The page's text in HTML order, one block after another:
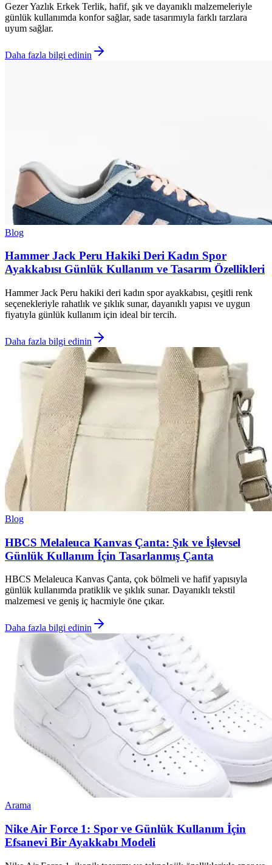
Gezer Yazlık Erkek Terlik, hafif, şık ve dayanıklı malzemeleriyle
günlük kullanımda konfor sağlar, sade tasarımıyla farklı tarzlara
uyum sağlar.
Daha fazla bilgi edinin
Blog
Hammer Jack Peru Hakiki Deri Kadın Spor
Ayakkabısı Günlük Kullanım ve Tasarım Özellikleri
Hammer Jack Peru hakiki deri kadın spor ayakkabısı, çeşitli renk
seçenekleriyle rahatlık ve şıklık sunar, dayanıklı yapısı ve uygun
fiyatıyla günlük kullanım için ideal bir tercih.
Daha fazla bilgi edinin
Blog
HBCS Melaleuca Kanvas Çanta: Şık ve İşlevsel
Günlük Kullanım İçin Tasarlanmış Çanta
HBCS Melaleuca Kanvas Çanta, çok bölmeli ve hafif yapısıyla
günlük kullanımda pratiklik ve şıklık sunar. Dayanıklı tekstil
malzemesi ve geniş iç hacmiyle öne çıkar.
Daha fazla bilgi edinin
Arama
Nike Air Force 1: Spor ve Günlük Kullanım İçin
Efsanevi Bir Ayakkabı Modeli